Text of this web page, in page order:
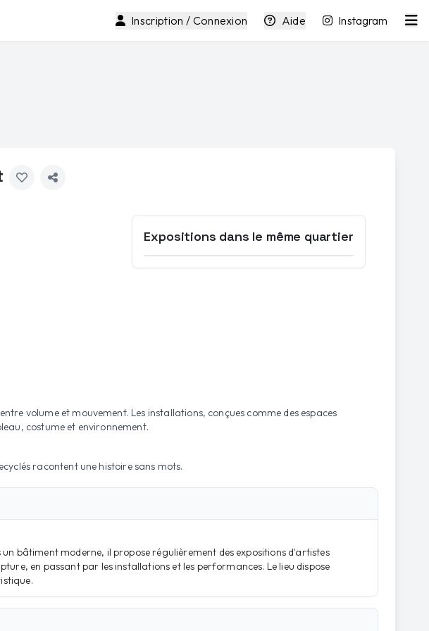
Inscription / Connexion Aide Instagram
Expositions dans le même quartier
volume et mouvement. Les installations, conçues comme des espaces
costume et environnement.
racontent une histoire sans mots.
bâtiment moderne, il propose régulièrement des expositions d'artistes
en passant par les installations et les performances. Le lieu dispose